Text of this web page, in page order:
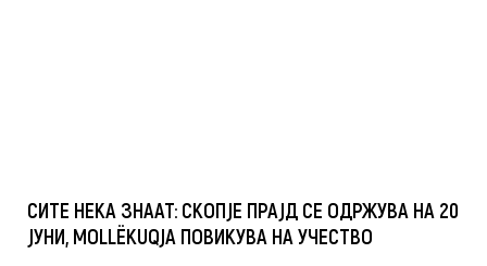
СИТЕ НЕКА ЗНААТ: СКОПЈЕ ПРАЈД СЕ ОДРЖУВА НА 20
ЈУНИ, MOLLËKUQJA ПОВИКУВА НА УЧЕСТВО